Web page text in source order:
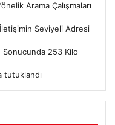
Arama Çalışmaları
Seviyeli Adresi
Sonucunda 253 Kilo
tutuklandı